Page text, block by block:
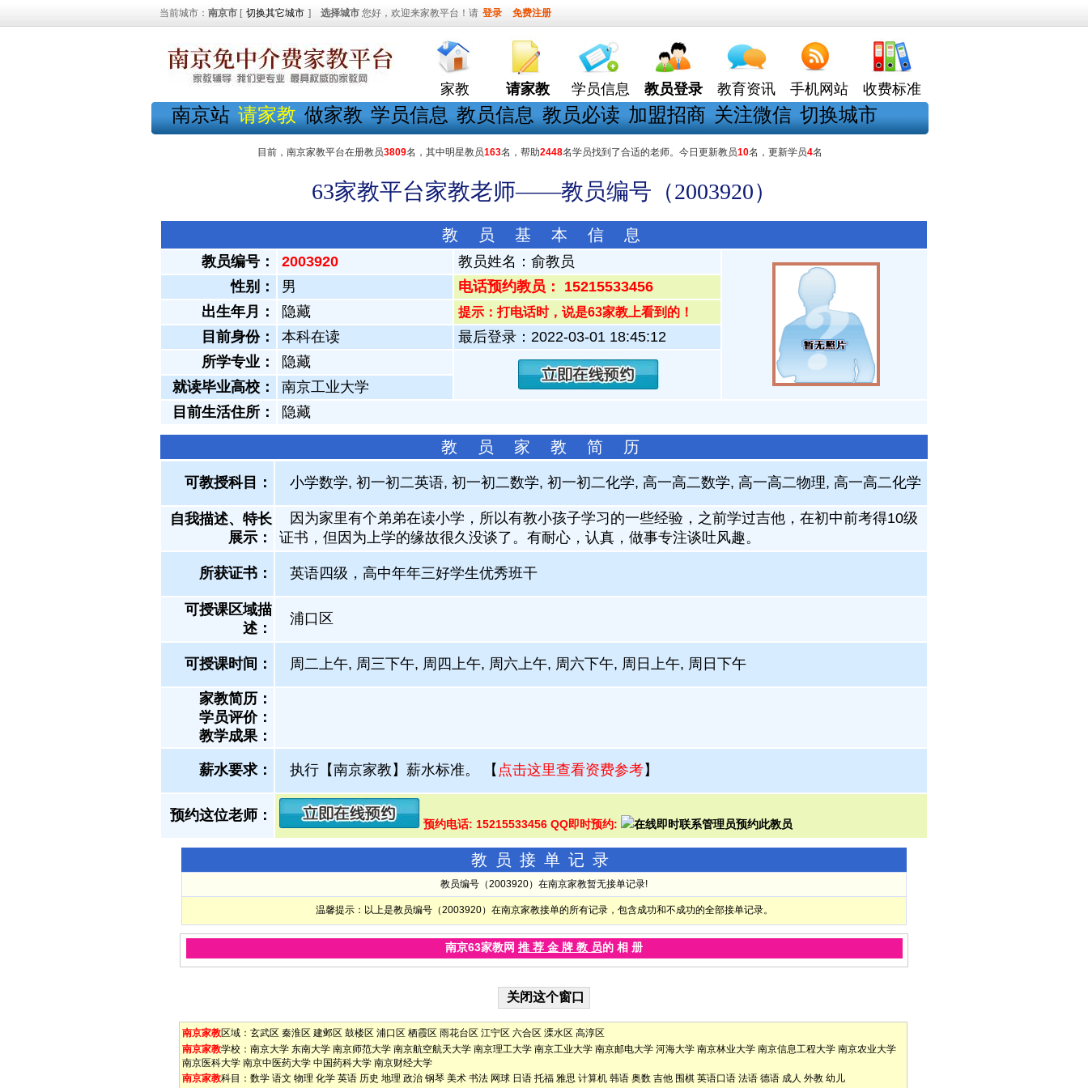
当前城市： 南京市 [ 切换其它城市 ] 选择城市 您好，欢迎来家教平台！请 登录 免费注册
家教 请家教 学员信息 教员登录 教育资讯 手机网站 收费标准
南京站 请家教 做家教 学员信息 教员信息 教员必读 加盟招商 关注微信 切换城市
目前，南京家教平台在册教员3809名，其中明星教员163名，帮助2448名学员找到了合适的老师。今日更新教员10名，更新学员4名
63家教平台家教老师——教员编号（2003920）
教 员 基 本 信 息
教员编号： 2003920 教员姓名： 俞教员
性别：
男
电话预约教员： 15215533456
出生年月：
隐藏 提示：打电话时，说是63家教上看到的！
目前身份： 本科在读
最后登录：2022-03-01 18:45:12
所学专业：
隐藏
就读毕业高校：
南京工业大学
目前生活住所：
隐藏
教 员 家 教 简 历
可教授科目： 小学数学, 初一初二英语, 初一初二数学, 初一初二化学, 高一高二数学, 高一高二物理, 高一高二化学
自我描述、特长
展示 ：
因为家里有个弟弟在读小学，所以有教小孩子学习的一些经验，之前学过吉他，在初中前考得10级
证书，但因为上学的缘故很久没谈了。有耐心，认真，做事专注谈吐风趣。
所获证书 ： 英语四级，高中年年三好学生优秀班干
可授课区域描
述：
浦口区
可授课时间： 周二上午, 周三下午, 周四上午, 周六上午, 周六下午, 周日上午, 周日下午
家教简历：
学员评价：
教学成果：
薪水要求： 执行【南京家教】薪水标准。 【 点击这里查看资费参考】
预约这位老师：
预约电话: 15215533456 QQ即时预约:
教员接单记录
教员编号（2003920）在南京家教暂无接单记录!
温馨提示：以上是教员编号（2003920）在南京家教接单的所有记录，包含成功和不成功的全部接单记录。
南京63家教网 推 荐 金 牌 教 员的 相 册
南京家教区域： 玄武区 秦淮区 建邺区 鼓楼区 浦口区 栖霞区 雨花台区 江宁区 六合区 溧水区 高淳区
南京家教学校： 南京大学 东南大学 南京师范大学 南京航空航天大学 南京理工大学 南京工业大学 南京邮电大学 河海大学 南京林业大学 南京信息工程大学 南京农业大学
南京医科大学 南京中医药大学 中国药科大学 南京财经大学
南京家教科目： 数学 语文 物理 化学 英语 历史 地理 政治 钢琴 美术 书法 网球 日语 托福 雅思 计算机 韩语 奥数 吉他 围棋 英语口语 法语 德语 成人 外教 幼儿